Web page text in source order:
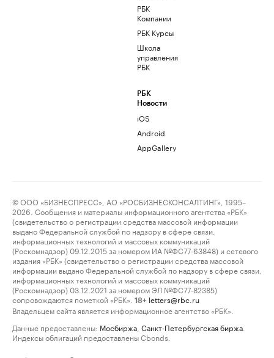
РБК
Компании
РБК Курсы
Школа
управления
РБК
РБК
Новости
iOS
Android
AppGallery
© ООО «БИЗНЕСПРЕСС», АО «РОСБИЗНЕСКОНСАЛТИНГ», 1995–
2026. Сообщения и материалы информационного агентства «РБК»
(свидетельство о регистрации средства массовой информации
выдано Федеральной службой по надзору в сфере связи,
информационных технологий и массовых коммуникаций
(Роскомнадзор) 09.12.2015 за номером ИА №ФС77-63848) и сетевого
издания «РБК» (свидетельство о регистрации средства массовой
информации выдано Федеральной службой по надзору в сфере связи,
информационных технологий и массовых коммуникаций
(Роскомнадзор) 03.12.2021 за номером ЭЛ №ФС77-82385)
сопровождаются пометкой «РБК».
18+ letters@rbc.ru
Владельцем сайта является информационное агентство «РБК».
Данные предоставлены: Мосбиржа Санкт-Петербургская биржа
Индексы облигаций предоставлены Cbonds.